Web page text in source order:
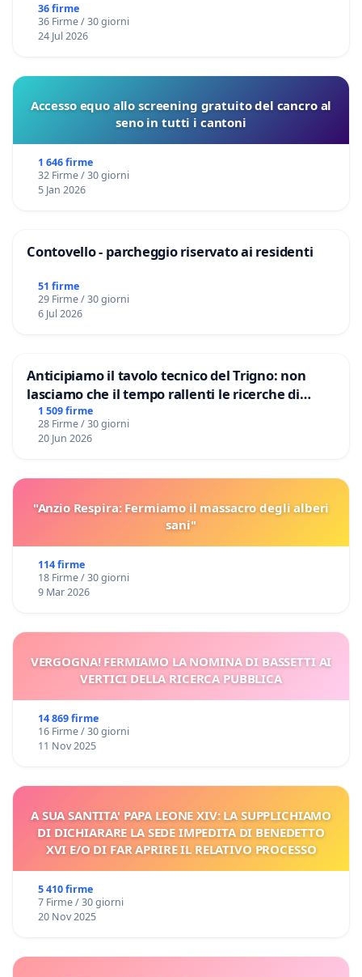
36 firme
36 Firme / 30 giorni
24 Jul 2026
Accesso equo allo screening gratuito del cancro al
seno in tutti i cantoni
1 646 firme
32 Firme / 30 giorni
5 Jan 2026
Contovello - parcheggio riservato ai residenti
51 firme
29 Firme / 30 giorni
6 Jul 2026
Anticipiamo il tavolo tecnico del Trigno: non
lasciamo che il tempo rallenti le ricerche di
Domenico Racanati
1 509 firme
28 Firme / 30 giorni
20 Jun 2026
"Anzio Respira: Fermiamo il massacro degli alberi
sani"
114 firme
18 Firme / 30 giorni
9 Mar 2026
VERGOGNA! FERMIAMO LA NOMINA DI BASSETTI AI
VERTICI DELLA RICERCA PUBBLICA
14 869 firme
16 Firme / 30 giorni
11 Nov 2025
A SUA SANTITA' PAPA LEONE XIV: LA SUPPLICHIAMO
DI DICHIARARE LA SEDE IMPEDITA DI BENEDETTO
XVI E/O DI FAR APRIRE IL RELATIVO PROCESSO
5 410 firme
7 Firme / 30 giorni
20 Nov 2025